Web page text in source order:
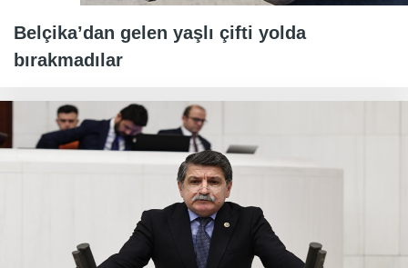
Belçika’dan gelen yaşlı çifti yolda
bırakmadılar